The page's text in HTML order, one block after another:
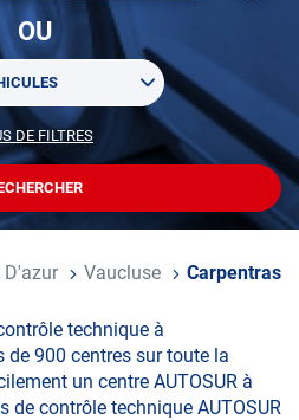
Code
Postal
OU
DE FILTRES
UN
CENTRE
AUTOSUR
D'azur Vaucluse Carpentras
technique à
de 900 centres sur toute la
un centre AUTOSUR à
de contrôle technique AUTOSUR